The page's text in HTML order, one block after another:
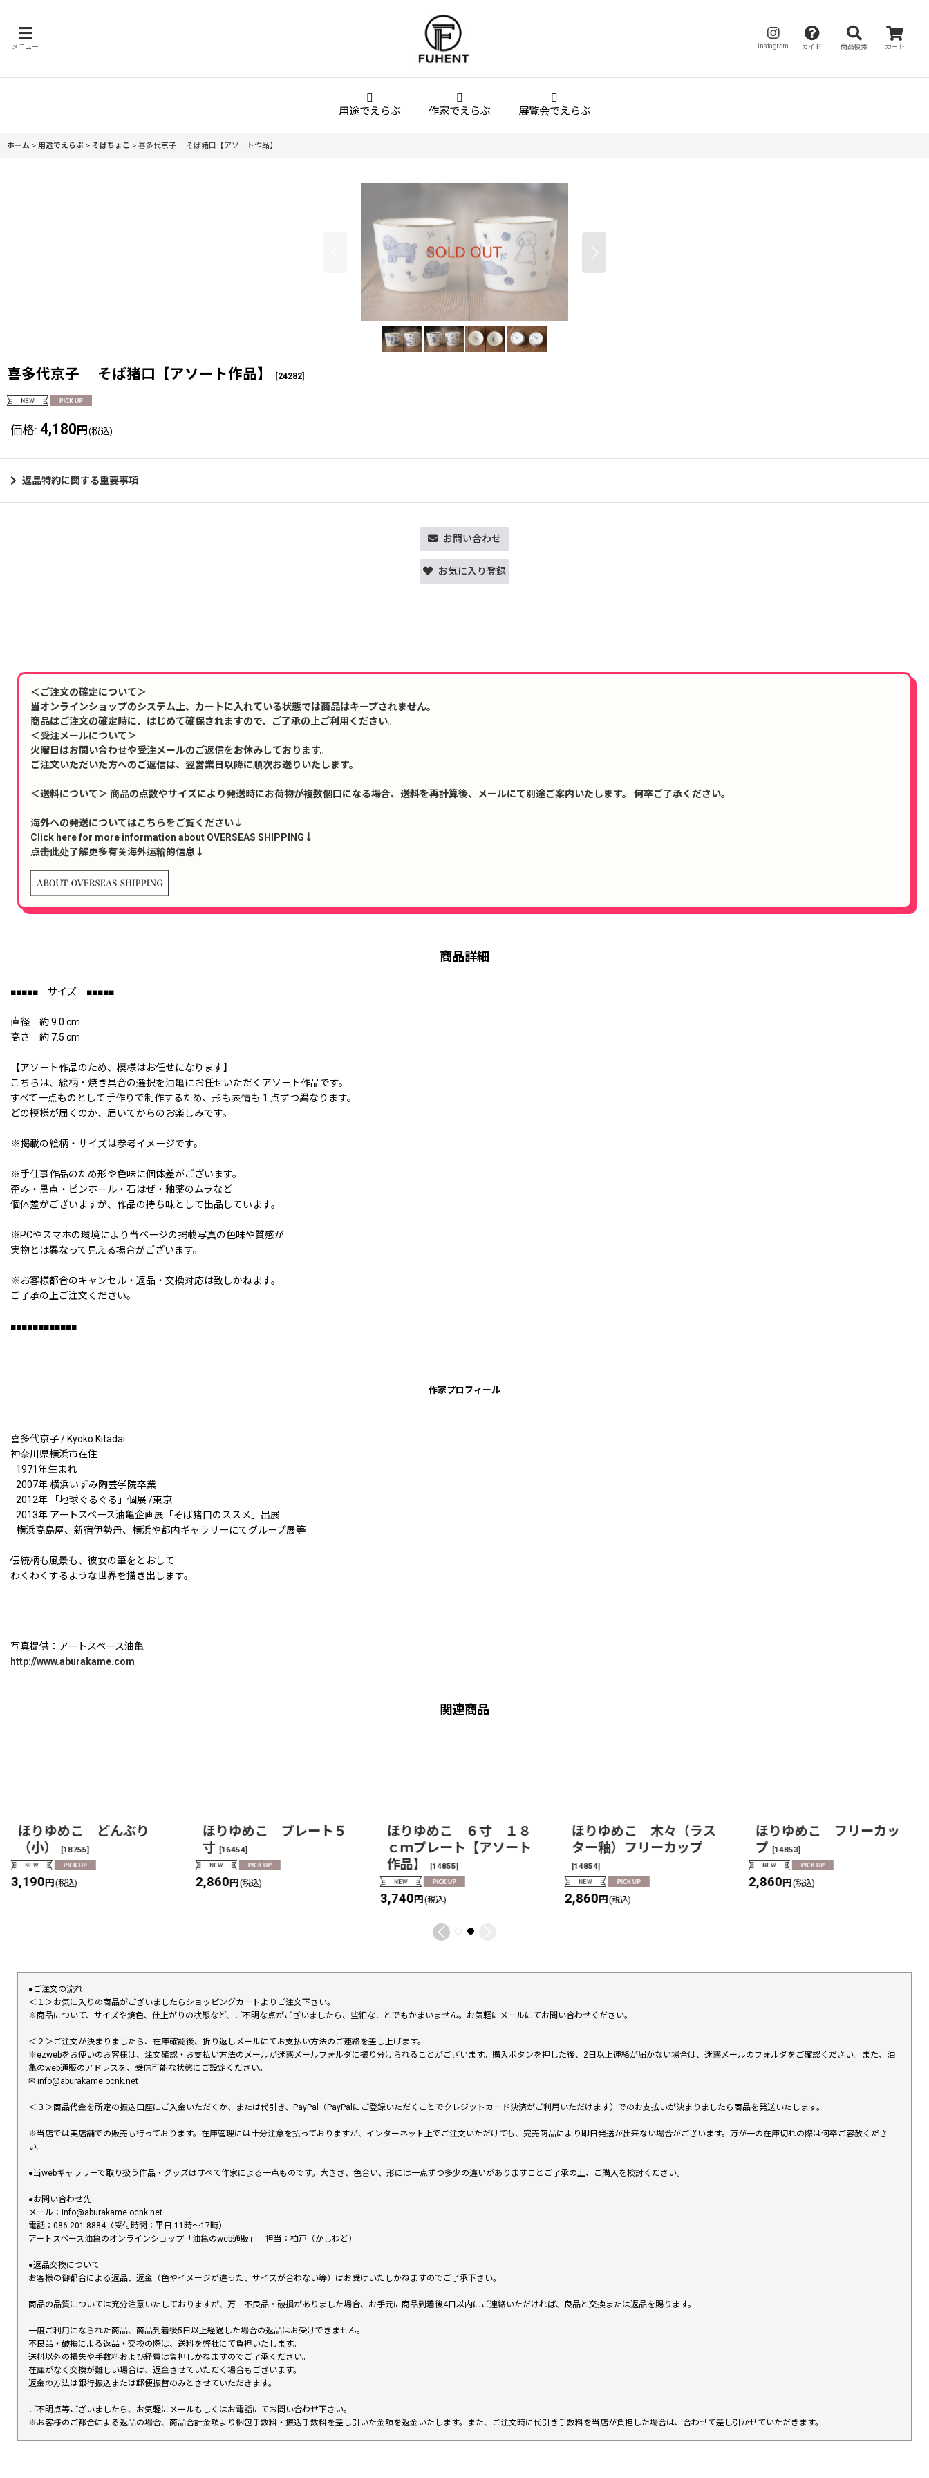
メニュー instagram ガイド 商品検索 カート
用途でえらぶ 作家でえらぶ 展覧会でえらぶ
ホーム > 用途でえらぶ > そばちょこ > 喜多代京子 そば猪口【アソート作品】
喜多代京子 そば猪口【アソート作品】 [24282]
価格: 4,180 円 (税込)
返品特約に関する重要事項
お問い合わせ
お気に入り登録
＜ご注文の確定について＞
当オンラインショップのシステム上、カートに入れている状態では商品はキープされません。
商品はご注文の確定時に、はじめて確保されますので、ご了承の上ご利用ください。
＜受注メールについて＞
火曜日はお問い合わせや受注メールのご返信をお休みしております。
ご注文いただいた方へのご返信は、翌営業日以降に順次お送りいたします。
＜送料について＞ 商品の点数やサイズにより発送時にお荷物が複数個口になる場合、送料を再計算後、メールにて別途ご案内いたします。 何卒ご了承ください。
海外への発送についてはこちらをご覧ください↓
Click here for more information about OVERSEAS SHIPPING↓
点击此处了解更多有关海外运输的信息↓
商品詳細
■■■■■ サイズ ■■■■■
直径 約 9.0 cm
高さ 約 7.5 cm
【アソート作品のため、模様はお任せになります】
こちらは、絵柄・焼き具合の選択を油亀にお任せいただくアソート作品です。
すべて一点ものとして手作りで制作するため、形も表情も１点ずつ異なります。
どの模様が届くのか、届いてからのお楽しみです。
※掲載の絵柄・サイズは参考イメージです。
※手仕事作品のため形や色味に個体差がございます。
歪み・黒点・ピンホール・石はぜ・釉薬のムラなど
個体差がございますが、作品の持ち味として出品しています。
※PCやスマホの環境により当ページの掲載写真の色味や質感が
実物とは異なって見える場合がございます。
※お客様都合のキャンセル・返品・交換対応は致しかねます。
ご了承の上ご注文ください。
■■■■■■■■■■■■
作家プロフィール
喜多代京子 / Kyoko Kitadai
神奈川県横浜市在住
1971年生まれ
2007年 横浜いずみ陶芸学院卒業
2012年 「地球ぐるぐる」個展 /東京
2013年 アートスペース油亀企画展「そば猪口のススメ」出展
横浜高島屋、新宿伊勢丹、横浜や都内ギャラリーにてグループ展等
伝統柄も風景も、彼女の筆をとおして
わくわくするような世界を描き出します。
写真提供：アートスペース油亀
http://www.aburakame.com
関連商品
ほりゆめこ どんぶり
（小）
[18755]
3,190円 (税込)
ほりゆめこ プレート５
寸 [16454]
2,860円 (税込)
ほりゆめこ ６寸 １８
ｃｍプレート【アソート
作品】
[14855]
3,740円 (税込)
ほりゆめこ 木々（ラス
ター釉）フリーカップ
[14854]
2,860円 (税込)
ほりゆめこ フリーカッ
プ [14853]
2,860円 (税込)
●ご注文の流れ
＜１＞お気に入りの商品がございましたらショッピングカートよりご注文下さい。
※商品について、サイズや焼色、仕上がりの状態など、ご不明な点がございましたら、些細なことでもかまいません。お気軽にメールにてお問い合わせください。
＜２＞ご注文が決まりましたら、在庫確認後、折り返しメールにてお支払い方法のご連絡を差し上げます。
※ezwebをお使いのお客様は、注文確認・お支払い方法のメールが迷惑メールフォルダに振り分けられることがございます。購入ボタンを押した後、2日以上連絡が届かない場合は、迷惑メールのフォルダをご確認ください。また、油
亀のweb通販のアドレスを、受信可能な状態にご設定ください。
✉︎ info@aburakame.ocnk.net
＜３＞商品代金を所定の振込口座にご入金いただくか、または代引き、PayPal（PayPalにご登録いただくことでクレジットカード決済がご利用いただけます）でのお支払いが決まりましたら商品を発送いたします。
※当店では実店舗での販売も行っております。在庫管理には十分注意を払っておりますが、インターネット上でご注文いただけても、完売商品により即日発送が出来ない場合がございます。万が一の在庫切れの際は何卒ご容赦くださ
い。
●当webギャラリーで取り扱う作品・グッズはすべて作家による一点ものです。大きさ、色合い、形には一点ずつ多少の違いがありますことご了承の上、ご購入を検討ください。
●お問い合わせ先
メール：info@aburakame.ocnk.net
電話：086-201-8884（受付時間：平日 11時〜17時）
アートスペース油亀のオンラインショップ「油亀のweb通販」 担当：柏戸（かしわど）
●返品交換について
お客様の御都合による返品、返金（色やイメージが違った、サイズが合わない等）はお受けいたしかねますのでご了承下さい。
商品の品質については充分注意いたしておりますが、万一不良品・破損がありました場合、お手元に商品到着後4日以内にご連絡いただければ、良品と交換または返品を賜ります。
一度ご利用になられた商品、商品到着後5日以上経過した場合の返品はお受けできません。
不良品・破損による返品・交換の際は、送料を弊社にて負担いたします。
送料以外の損失や手数料および経費は負担しかねますのでご了承ください。
在庫がなく交換が難しい場合は、返金させていただく場合もございます。
返金の方法は銀行振込または郵便振替のみとさせていただきます。
ご不明点等ございましたら、お気軽にメールもしくはお電話にてお問い合わせ下さい。
※お客様のご都合による返品の場合、商品合計金額より梱包手数料・振込手数料を差し引いた金額を返金いたします。また、ご注文時に代引き手数料を当店が負担した場合は、合わせて差し引かせていただきます。